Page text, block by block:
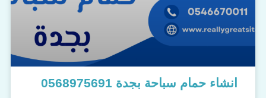
انشاء حمام سباحة بجدة 0568975691